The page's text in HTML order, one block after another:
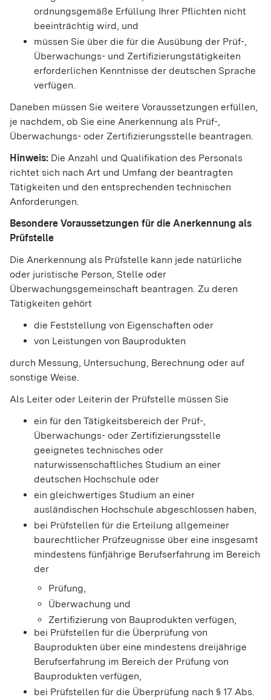
ordnungsgemäße Erfüllung Ihrer Pflichten nicht
beeinträchtig wird, und
müssen Sie über die für die Ausübung der Prüf-,
Überwachungs- und Zertifizierungstätigkeiten
erforderlichen Kenntnisse der deutschen Sprache
verfügen.
Daneben müssen Sie weitere Voraussetzungen erfüllen,
je nachdem, ob Sie eine Anerkennung als Prüf-,
Überwachungs- oder Zertifizierungsstelle beantragen.
Hinweis: Die Anzahl und Qualifikation des Personals
richtet sich nach Art und Umfang der beantragten
Tätigkeiten und den entsprechenden technischen
Anforderungen.
Besondere Voraussetzungen für die Anerkennung als
Prüfstelle
Die Anerkennung als Prüfstelle kann jede natürliche
oder juristische Person, Stelle oder
Überwachungsgemeinschaft beantragen. Zu deren
Tätigkeiten gehört
die Feststellung von Eigenschaften oder
von Leistungen von Bauprodukten
durch Messung, Untersuchung, Berechnung oder auf
sonstige Weise.
Als Leiter oder Leiterin der Prüfstelle müssen Sie
ein für den Tätigkeitsbereich der Prüf-,
Überwachungs- oder Zertifizierungsstelle
geeignetes technisches oder
naturwissenschaftliches Studium an einer
deutschen Hochschule oder
ein gleichwertiges Studium an einer
ausländischen Hochschule abgeschlossen haben,
bei Prüfstellen für die Erteilung allgemeiner
baurechtlicher Prüfzeugnisse über eine insgesamt
mindestens fünfjährige Berufserfahrung im Bereich
der
Prüfung,
Überwachung und
Zertifizierung von Bauprodukten verfügen,
bei Prüfstellen für die Überprüfung von
Bauprodukten über eine mindestens dreijährige
Berufserfahrung im Bereich der Prüfung von
Bauprodukten verfügen,
bei Prüfstellen für die Überprüfung nach § 17 Abs.